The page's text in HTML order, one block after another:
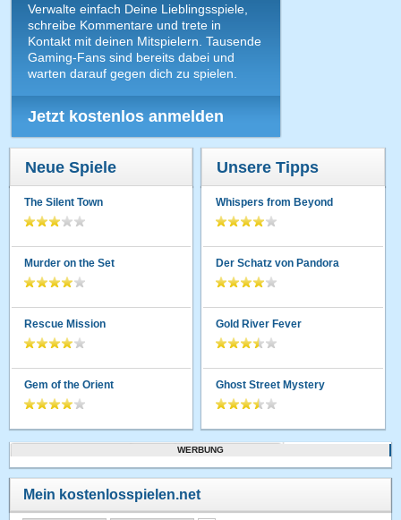
Verwalte einfach Deine Lieblingsspiele,
schreibe Kommentare und trete in
Kontakt mit deinen Mitspielern. Tausende
Gaming-Fans sind bereits dabei und
warten darauf gegen dich zu spielen.
Jetzt kostenlos anmelden
Neue Spiele
The Silent Town
Murder on the Set
Rescue Mission
Gem of the Orient
Unsere Tipps
Whispers from Beyond
Der Schatz von Pandora
Gold River Fever
Ghost Street Mystery
WERBUNG
Mein kostenlosspielen.net